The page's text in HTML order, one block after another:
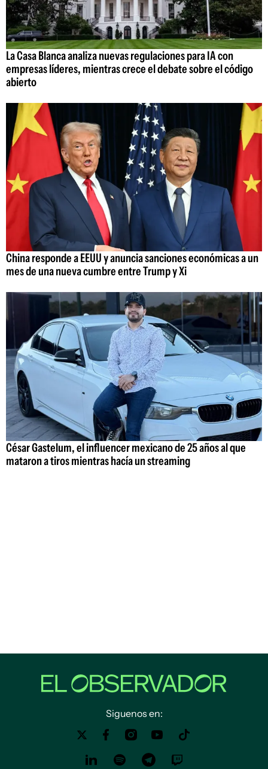
La Casa Blanca analiza nuevas regulaciones para IA con
empresas líderes, mientras crece el debate sobre el código
abierto
China responde a EEUU y anuncia sanciones económicas a un
mes de una nueva cumbre entre Trump y Xi
César Gastelum, el influencer mexicano de 25 años al que
mataron a tiros mientras hacía un streaming
Siguenos en: